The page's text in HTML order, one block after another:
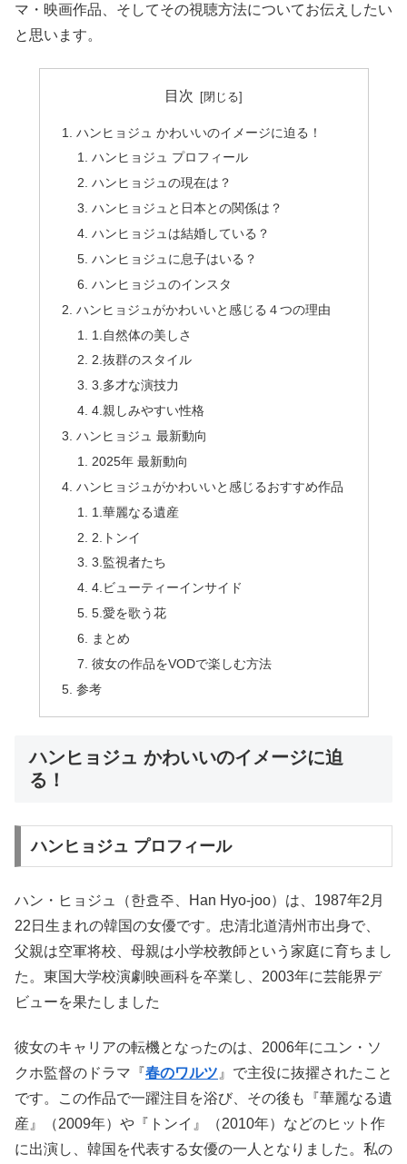
マ・映画作品、そしてその視聴方法についてお伝えしたい
と思います。
目次
ハンヒョジュ かわいいのイメージに迫る！
ハンヒョジュ プロフィール
ハンヒョジュの現在は？
ハンヒョジュと日本との関係は？
ハンヒョジュは結婚している？
ハンヒョジュに息子はいる？
ハンヒョジュのインスタ
ハンヒョジュがかわいいと感じる４つの理由
1.自然体の美しさ
2.抜群のスタイル
3.多才な演技力
4.親しみやすい性格
ハンヒョジュ 最新動向
2025年 最新動向
ハンヒョジュがかわいいと感じるおすすめ作品
1.華麗なる遺産
2.トンイ
3.監視者たち
4.ビューティーインサイド
5.愛を歌う花
まとめ
彼女の作品をVODで楽しむ方法
参考
ハンヒョジュ かわいいのイメージに迫
る！
ハンヒョジュ プロフィール
ハン・ヒョジュ（한효주、Han Hyo-joo）は、1987年2月
22日生まれの韓国の女優です。忠清北道清州市出身で、
父親は空軍将校、母親は小学校教師という家庭に育ちまし
た。東国大学校演劇映画科を卒業し、2003年に芸能界デ
ビューを果たしました
彼女のキャリアの転機となったのは、2006年にユン・ソ
クホ監督のドラマ『春のワルツ 』で主役に抜擢されたこと
です。この作品で一躍注目を浴び、その後も『華麗なる遺
産』（2009年）や『トンイ』（2010年）などのヒット作
に出演し、韓国を代表する女優の一人となりました。私の